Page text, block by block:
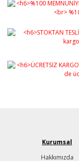
Kurumsal
Hakkımızda